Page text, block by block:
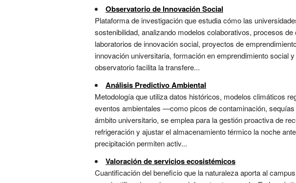
Observatorio de Innovación Social
Plataforma de investigación que estudia cómo las
sostenibilidad, analizando modelos colaborativos, procesos
laboratorios de innovación social, proyectos de
innovación universitaria, formación en emprendimiento social
observatorio facilita la transfere...
Análisis Predictivo Ambiental
Metodología que utiliza datos históricos, modelos climáticos
eventos ambientales —como picos de contaminación,
ámbito universitario, se emplea para la gestión proactiva de
refrigeración y ajustar el almacenamiento térmico la noche
precipitación permiten activ...
Valoración de servicios ecosistémicos
Cuantificación del beneficio que la naturaleza aporta al